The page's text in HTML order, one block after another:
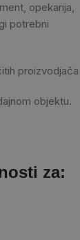
opekarija,
potrebni
proizvodjača
objektu.
za: